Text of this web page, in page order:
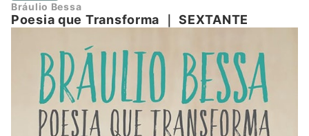
Bráulio Bessa
Poesia que Transforma ｜SEXTANTE